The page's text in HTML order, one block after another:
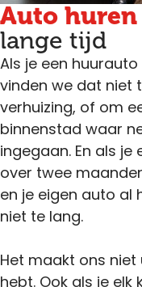
Auto huren
lange tijd
Als je een
vinden we dat niet
verhuizing, of om
binnenstad waar
ingegaan. En als
over twee
en je eigen auto al
niet te lang.
Het maakt ons
hebt. Ook als je